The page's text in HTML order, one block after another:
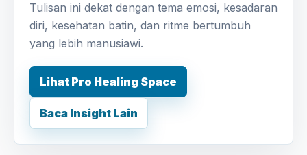
Tulisan ini dekat dengan tema emosi, kesadaran
diri, kesehatan batin, dan ritme bertumbuh
yang lebih manusiawi.
Lihat Pro Healing Space
Baca Insight Lain